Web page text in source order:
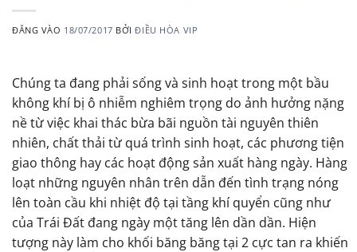
ĐĂNG VÀO 18/07/2017 BỞIĐIỀU HÒA VIP
Chúng ta đang phải sống và sinh hoạt trong một bầu
không khí bị ô nhiễm nghiêm trọng do ảnh hưởng nặng
nề từ việc khai thác bừa bãi nguồn tài nguyên thiên
nhiên, chất thải từ quá trình sinh hoạt, các phương tiện
giao thông hay các hoạt động sản xuất hàng ngày. Hàng
loạt những nguyên nhân trên dẫn đến tình trạng nóng
lên toàn cầu khi nhiệt độ tại tầng khí quyển cũng như
của Trái Đất đang ngày một tăng lên dần dần. Hiện
tượng này làm cho khối băng băng tại 2 cực tan ra khiến